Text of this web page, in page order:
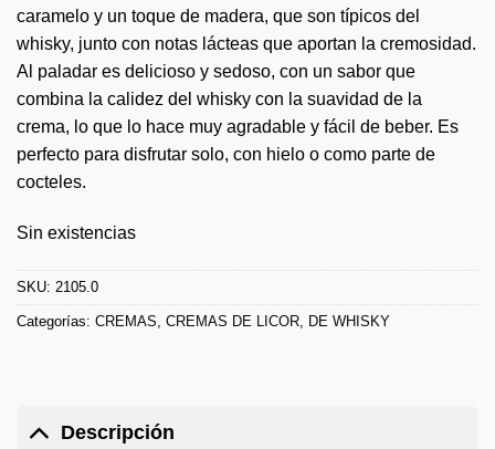
caramelo y un toque de madera, que son típicos del
whisky, junto con notas lácteas que aportan la cremosidad.
Al paladar es delicioso y sedoso, con un sabor que
combina la calidez del whisky con la suavidad de la
crema, lo que lo hace muy agradable y fácil de beber. Es
perfecto para disfrutar solo, con hielo o como parte de
cocteles.
Sin existencias
SKU: 2105.0
Categorías: CREMAS CREMAS DE LICOR DE WHISKY
Descripción